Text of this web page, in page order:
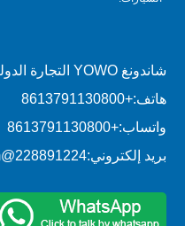
شاندونغ YOWO التجارة الدولية المحدودة
هاتف:+8613791130800
واتساب:+8613791130800
بريد إلكتروني:228891224@qq.com